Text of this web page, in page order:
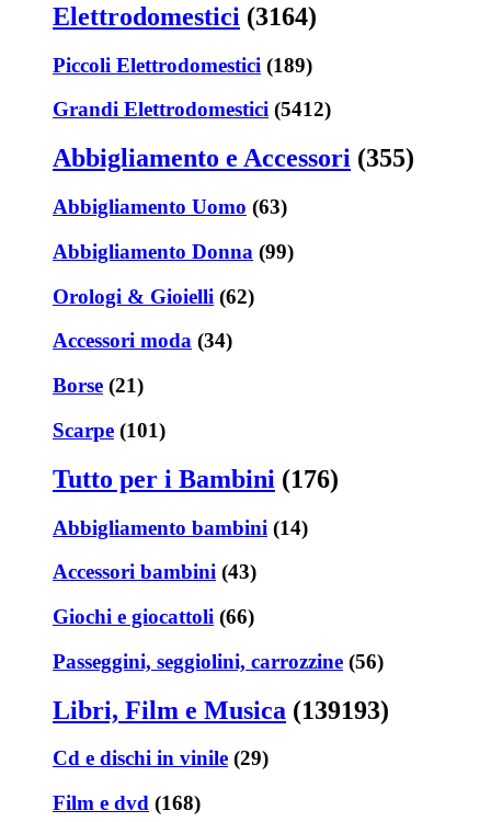
Elettrodomestici (3164)
Piccoli Elettrodomestici (189)
Grandi Elettrodomestici (5412)
Abbigliamento e Accessori (355)
Abbigliamento Uomo (63)
Abbigliamento Donna (99)
Orologi & Gioielli (62)
Accessori moda (34)
Borse (21)
Scarpe (101)
Tutto per i Bambini (176)
Abbigliamento bambini (14)
Accessori bambini (43)
Giochi e giocattoli (66)
Passeggini, seggiolini, carrozzine (56)
Libri, Film e Musica (139193)
Cd e dischi in vinile (29)
Film e dvd (168)